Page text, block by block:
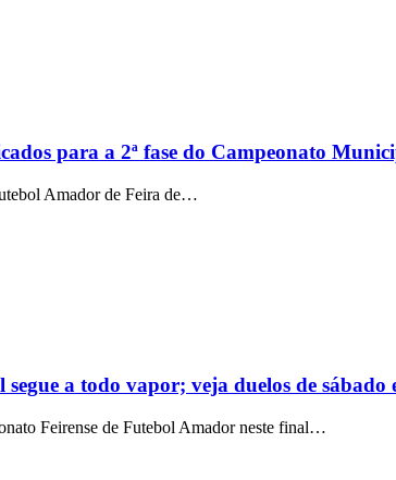
para a 2ª fase do Campeonato
Amador de Feira de…
segue a todo vapor; veja duelos de sábado
Feirense de Futebol Amador neste final…